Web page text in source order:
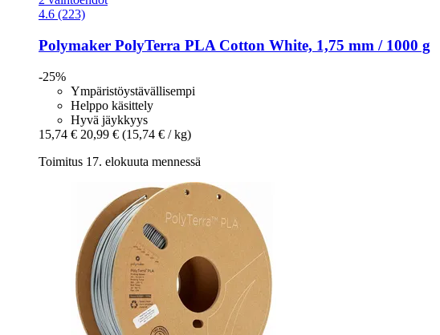
4.6 (223)
Polymaker PolyTerra PLA Cotton White, 1,75 mm / 1000 g
-25%
Ympäristöystävällisempi
Helppo käsittely
Hyvä jäykkyys
15,74 € 20,99 € (15,74 € / kg)
Toimitus 17. elokuuta mennessä